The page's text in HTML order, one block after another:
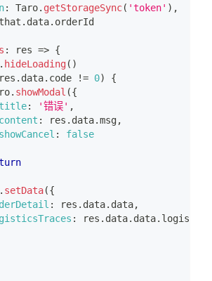
: Taro. getStorageSync( 'token' ) ,
. data. orderId
: res => {
. hideLoading( )
res . data. code != 0)
{
. showModal ({
title: '错误' ,
content : res . data.msg,
showCancel :
false
. setData({
: res . data. data,
: res . data. data.